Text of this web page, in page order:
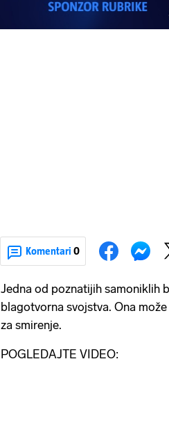
Komentari 0
Jedna od poznatijih samoniklih
blagotvorna svojstva. Ona
za smirenje.
POGLEDAJTE VIDEO: